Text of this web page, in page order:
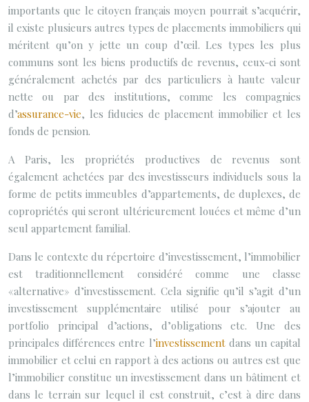
importants que le citoyen français moyen pourrait s’acquérir,
il existe plusieurs autres types de placements immobiliers qui
méritent qu’on y jette un coup d’œil. Les types les plus
communs sont les biens productifs de revenus, ceux-ci sont
généralement achetés par des particuliers à haute valeur
nette ou par des institutions, comme les compagnies
d’assurance-vie, les fiducies de placement immobilier et les
fonds de pension.
A Paris, les propriétés productives de revenus sont
également achetées par des investisseurs individuels sous la
forme de petits immeubles d’appartements, de duplexes, de
copropriétés qui seront ultérieurement louées et même d’un
seul appartement familial.
Dans le contexte du répertoire d’investissement, l’immobilier
est traditionnellement considéré comme une classe
«alternative» d’investissement. Cela signifie qu’il s’agit d’un
investissement supplémentaire utilisé pour s’ajouter au
portfolio principal d’actions, d’obligations etc. Une des
principales différences entre l’investissementdans un capital
immobilier et celui en rapport à des actions ou autres est que
l’immobilier constitue un investissement dans un bâtiment et
dans le terrain sur lequel il est construit, c’est à dire dans